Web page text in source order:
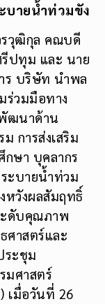
บายน้ำท่วมขัง
รวุฒิกุล คณบดี
ปทุม และ นาย
ร บริษัท นำพล
ร่วมมือทาง
พัฒนาด้าน
การส่งเสริม
ษา บุคลากร
ะบายน้ำท่วม
หวังผลสัมฤทธิ์
ะดับคุณภาพ
ศาสตร์และ
ระชุม
มศาสตร์
เมื่อวันที่ 26